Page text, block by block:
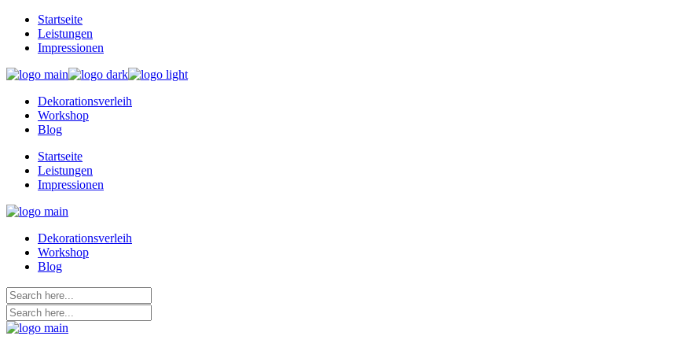
Skip
Startseite
Leistungen
Impressionen
Dekorationsverleih
Workshop
Blog
Startseite
Leistungen
Impressionen
Dekorationsverleih
Workshop
Blog